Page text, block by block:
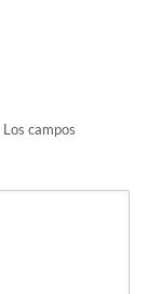
Los campos